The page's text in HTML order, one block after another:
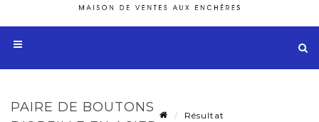
PAIRE DE BOUTONS
Résultat